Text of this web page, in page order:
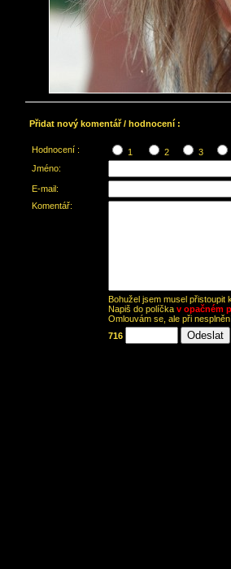
Přidat nový komentář / hodnocení :
Hodnocení : 1 2 3
Jméno:
E-mail:
Komentář:
Bohužel jsem musel přistoupit
Napiš do políčka v opačném
Omlouvám se, ale při
716